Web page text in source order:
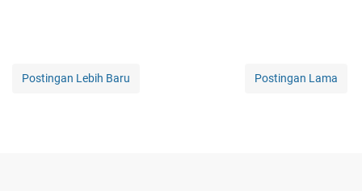
Postingan Lebih Baru Postingan Lama